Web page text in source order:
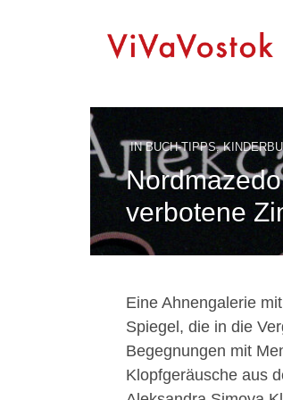
INBUCH-TIPPS,
verbotene
Eine Ahnengalerie
Spiegel, die in die
Begegnungen mit
Klopfgeräusche aus